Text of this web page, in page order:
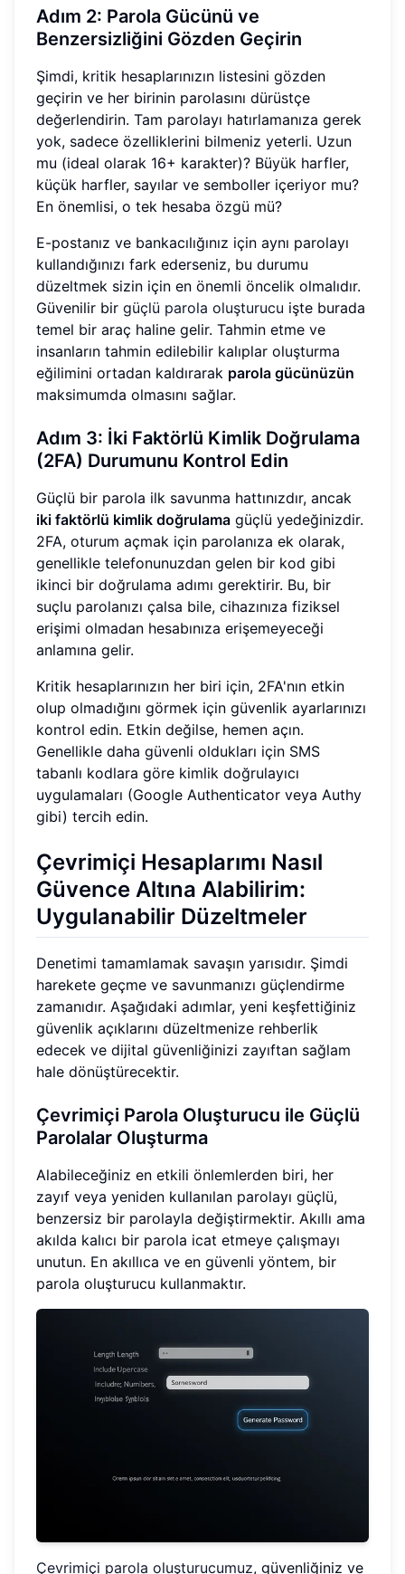
Adım 2: Parola Gücünü ve
Benzersizliğini Gözden Geçirin
Şimdi, kritik hesaplarınızın listesini gözden
geçirin ve her birinin parolasını dürüstçe
değerlendirin. Tam parolayı hatırlamanıza gerek
yok, sadece özelliklerini bilmeniz yeterli. Uzun
mu (ideal olarak 16+ karakter)? Büyük harfler,
küçük harfler, sayılar ve semboller içeriyor mu?
En önemlisi, o tek hesaba özgü mü?
E-postanız ve bankacılığınız için aynı parolayı
kullandığınızı fark ederseniz, bu durumu
düzeltmek sizin için en önemli öncelik olmalıdır.
Güvenilir bir güçlü parola oluşturucu işte burada
temel bir araç haline gelir. Tahmin etme ve
insanların tahmin edilebilir kalıplar oluşturma
eğilimini ortadan kaldırarak parola gücünüzün
maksimumda olmasını sağlar.
Adım 3: İki Faktörlü Kimlik Doğrulama
(2FA) Durumunu Kontrol Edin
Güçlü bir parola ilk savunma hattınızdır, ancak
iki faktörlü kimlik doğrulama güçlü yedeğinizdir.
2FA, oturum açmak için parolanıza ek olarak,
genellikle telefonunuzdan gelen bir kod gibi
ikinci bir doğrulama adımı gerektirir. Bu, bir
suçlu parolanızı çalsa bile, cihazınıza fiziksel
erişimi olmadan hesabınıza erişemeyeceği
anlamına gelir.
Kritik hesaplarınızın her biri için, 2FA'nın etkin
olup olmadığını görmek için güvenlik ayarlarınızı
kontrol edin. Etkin değilse, hemen açın.
Genellikle daha güvenli oldukları için SMS
tabanlı kodlara göre kimlik doğrulayıcı
uygulamaları (Google Authenticator veya Authy
gibi) tercih edin.
Çevrimiçi Hesaplarımı Nasıl
Güvence Altına Alabilirim:
Uygulanabilir Düzeltmeler
Denetimi tamamlamak savaşın yarısıdır. Şimdi
harekete geçme ve savunmanızı güçlendirme
zamanıdır. Aşağıdaki adımlar, yeni keşfettiğiniz
güvenlik açıklarını düzeltmenize rehberlik
edecek ve dijital güvenliğinizi zayıftan sağlam
hale dönüştürecektir.
Çevrimiçi Parola Oluşturucu ile Güçlü
Parolalar Oluşturma
Alabileceğiniz en etkili önlemlerden biri, her
zayıf veya yeniden kullanılan parolayı güçlü,
benzersiz bir parolayla değiştirmektir. Akıllı ama
akılda kalıcı bir parola icat etmeye çalışmayı
unutun. En akıllıca ve en güvenli yöntem, bir
parola oluşturucu kullanmaktır.
Çevrimiçi parola oluşturucumuz, güvenliğiniz ve